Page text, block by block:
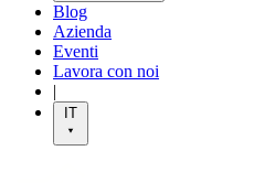
Blog
Azienda
Eventi
Lavora con noi
|
IT